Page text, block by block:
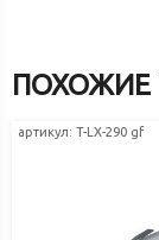
Ширина кокпита
Производитель
Kоличество
ПОХОЖИЕ
артикул: T-LX-290 gf